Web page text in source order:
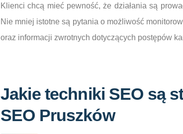
Klienci chcą mieć pewność, że działania są
Nie mniej istotne są pytania o możliwość
oraz informacji zwrotnych dotyczących postępów
Jakie techniki SEO są
SEO Pruszków